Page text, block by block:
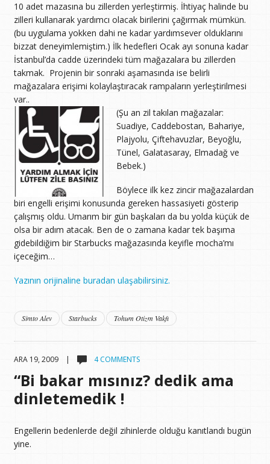
10 adet mazasına bu zillerden yerleştirmiş. İhtiyaç halinde bu
zilleri kullanarak yardımcı olacak birilerini çağırmak mümkün.
(bu uygulama yokken dahi ne kadar yardımsever olduklarını
bizzat deneyimlemiştim.) İlk hedefleri Ocak ayı sonuna kadar
İstanbul’da cadde üzerindeki tüm mağazalara bu zillerden
takmak. Projenin bir sonraki aşamasında ise belirli
mağazalara erişimi kolaylaştıracak rampaların yerleştirilmesi
var..
(Şu an zil takılan mağazalar:
Suadiye, Caddebostan, Bahariye,
Plajyolu, Çiftehavuzlar, Beyoğlu,
Tünel, Galatasaray, Elmadağ ve
Bebek.)
Böylece ilk kez zincir mağazalardan
biri engelli erişimi konusunda gereken hassasiyeti gösterip
çalışmış oldu. Umarım bir gün başkaları da bu yolda küçük de
olsa bir adım atacak. Ben de o zamana kadar tek başıma
gidebildiğim bir Starbucks mağazasında keyifle mocha’mı
içeceğim…
Yazının orijinaline buradan ulaşabilirsiniz.
Simto Alev Starbucks Tohum Otizm Vakfı
ARA 19, 2009 | 4 COMMENTS
“Bi bakar mısınız? dedik ama
dinletemedik !
Engellerin bedenlerde değil zihinlerde olduğu kanıtlandı bugün
yine.